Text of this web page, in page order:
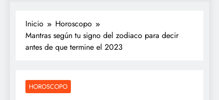
Inicio
Horoscopo
Mantras según tu signo del zodiaco para decir
antes de que termine el 2023
HOROSCOPO